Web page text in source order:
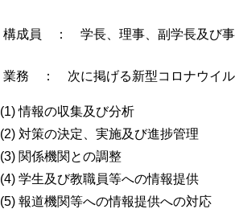
構成員 ： 学長、理事、副学長及び事
業務 ： 次に掲げる新型コロナウイル
(1) 情報の収集及び分析
(2) 対策の決定、実施及び進捗管理
(3) 関係機関との調整
(4) 学生及び教職員等への情報提供
(5) 報道機関等への情報提供への対応